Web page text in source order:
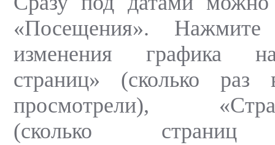
«Посещения».
изменения графика
страниц» (сколько раз
просмотрели),
(сколько страниц